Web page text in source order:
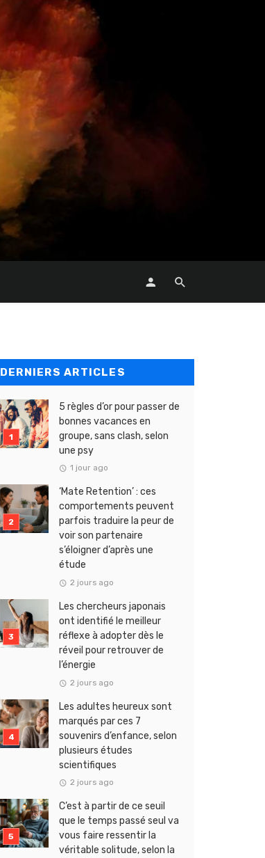
DERNIERS ARTICLES
5 règles d’or pour passer de
bonnes vacances en
groupe, sans clash, selon
une psy
1 jour ago
‘Mate Retention’ : ces
comportements peuvent
parfois traduire la peur de
voir son partenaire
s’éloigner d’après une
étude
2 jours ago
Les chercheurs japonais
ont identifié le meilleur
réflexe à adopter dès le
réveil pour retrouver de
l’énergie
2 jours ago
Les adultes heureux sont
marqués par ces 7
souvenirs d’enfance, selon
plusieurs études
scientifiques
2 jours ago
C’est à partir de ce seuil
que le temps passé seul va
vous faire ressentir la
véritable solitude, selon la